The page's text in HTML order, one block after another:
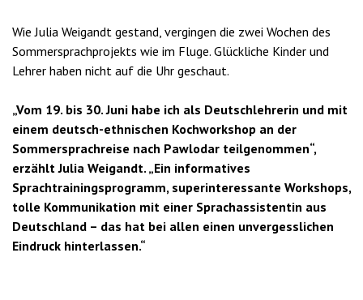
Wie Julia Weigandt gestand, vergingen die zwei Wochen des
Sommersprachprojekts wie im Fluge. Glückliche Kinder und
Lehrer haben nicht auf die Uhr geschaut.
„Vom 19. bis 30. Juni habe ich als Deutschlehrerin und mit
einem deutsch-ethnischen Kochworkshop an der
Sommersprachreise nach Pawlodar teilgenommen“,
erzählt Julia Weigandt. „Ein informatives
Sprachtrainingsprogramm, superinteressante Workshops,
tolle Kommunikation mit einer Sprachassistentin aus
Deutschland – das hat bei allen einen unvergesslichen
Eindruck hinterlassen.“